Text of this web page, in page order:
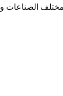
الصناعات